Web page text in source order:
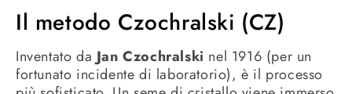
Il metodo Czochralski (CZ)
Inventato da Jan Czochralski nel 1916 (per un
fortunato incidente di laboratorio), è il processo